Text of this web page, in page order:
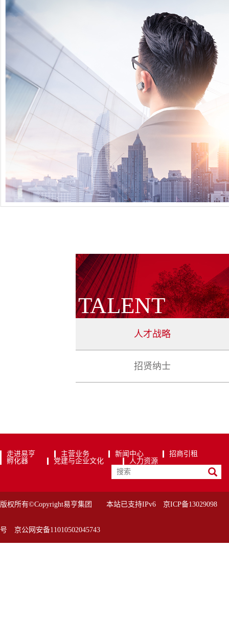
TALENT
人才战略
招贤纳士
走进易亨 主营业务 新闻中心
招商引租
孵化器
党建与企业文化 人力资源
版权所有©Copyright易亨集团 本站已支持IPv6 京ICP备13029098
号 京公网安备11010502045743